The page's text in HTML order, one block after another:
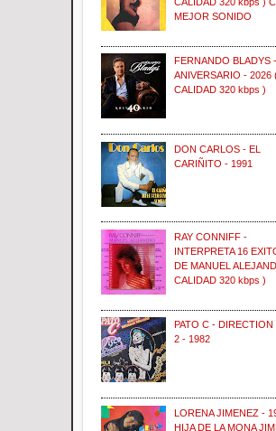
MEJOR SONIDO
FERNANDO BLADYS
ANIVERSARIO - 2026
CALIDAD 320 kbps )
DON CARLOS - EL
CARIÑITO - 1991
RAY CONNIFF -
INTERPRETA 16
DE MANUEL
CALIDAD 320 kbps )
PATO C - DIRECTION
2 - 1982
LORENA JIMENEZ -
HIJA DE LA MONA